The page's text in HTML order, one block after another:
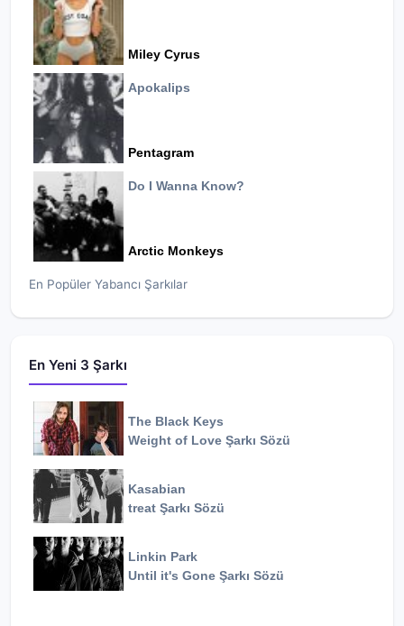
Miley Cyrus
Apokalips
Pentagram
Do I Wanna Know?
Arctic Monkeys
En Popüler Yabancı Şarkılar
En Yeni 3 Şarkı
The Black Keys
Weight of Love Şarkı Sözü
Kasabian
treat Şarkı Sözü
Linkin Park
Until it's Gone Şarkı Sözü